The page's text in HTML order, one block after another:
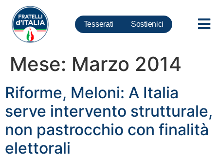
Tesserati Sostienici
Mese: Marzo 2014
Riforme, Meloni: A Italia
serve intervento strutturale,
non pastrocchio con finalità
elettorali